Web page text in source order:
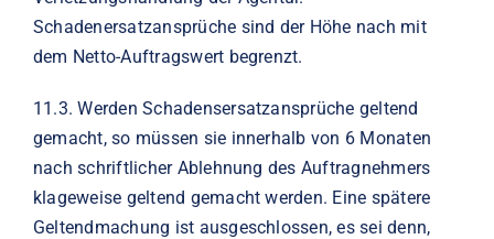
Schadenersatzansprüche sind der Höhe nach mit
dem Netto-Auftragswert begrenzt.
11.3.Werden Schadensersatzansprüche geltend
gemacht, so müssen sie innerhalb von 6 Monaten
nach schriftlicher Ablehnung des Auftragnehmers
klageweise geltend gemacht werden. Eine spätere
Geltendmachung ist ausgeschlossen, es sei denn,